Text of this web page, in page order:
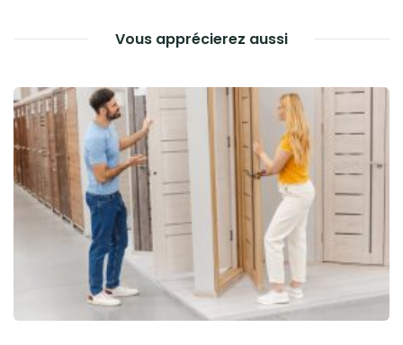
Vous apprécierez aussi